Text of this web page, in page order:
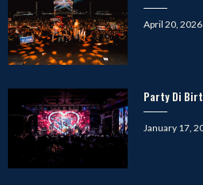
Posted
April 20, 2026
Party Di
Posted
January 17,